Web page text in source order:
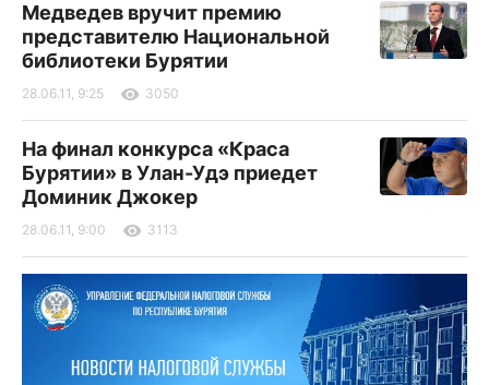
Медведев вручит премию
представителю Национальной
библиотеки Бурятии
28.06.11, 9:25 3050
На финал конкурса «Краса
Бурятии» в Улан-Удэ приедет
Доминик Джокер
28.06.11, 9:00 3113